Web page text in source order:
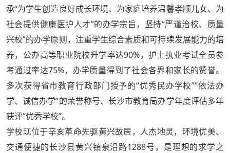
承“为学生创造良好成长环境、为家庭培养温馨孝顺儿女、为
社会提供健康医护人才”的办学宗旨，坚持“严谨治校、质量
兴校”的办学原则，注重学生综合素质和可持续发展能力的培
养，公办高等职业院校升学率达90%，护士执业考试全员参
考通过率达75%，办学质量得到了社会各界和家长的赞誉。
多次获得省市教育行政部门授予的“优秀民办学校”“依法办
学、诚信办学”的荣誉称号、长沙市教育局办学年度评估多年
获评“优秀学校”。
学校现位于辛亥革命先驱黄兴故居，人杰地灵，环境优美、
交通便捷的长沙县黄兴镇泉沿路1288号，是理想的求学之